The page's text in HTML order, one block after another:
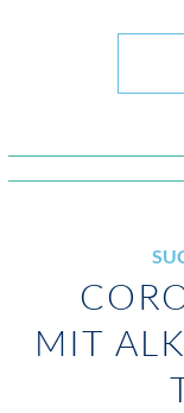
MIT